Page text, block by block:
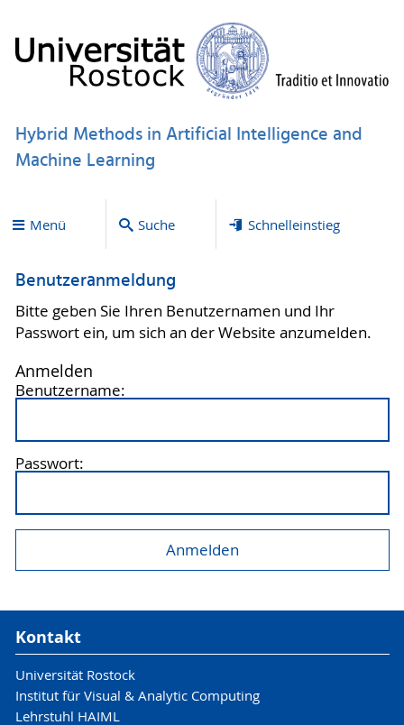
Hybrid Methods in Artificial Intelligence and
Machine Learning
Menü Suche Schnelleinstieg
Benutzeranmeldung
Bitte geben Sie Ihren Benutzernamen und Ihr
Passwort ein, um sich an der Website anzumelden.
Anmelden
Benutzername:
Passwort:
Kontakt
Universität Rostock
Institut für Visual & Analytic Computing
Lehrstuhl HAIML